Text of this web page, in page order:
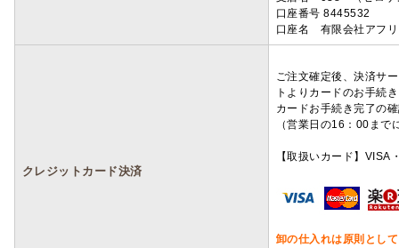
口座番号 8445532
口座名 有限会社アフ
クレジットカード決済
ご注文確定後、決済サ
トよりカードのお手続
カードお手続き完了の
（営業日の16：00ま
【取扱いカード】
卸の仕入れは原則とし